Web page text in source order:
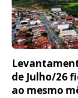
CHUVAS EM 2026
de Julho/26
ao mesmo